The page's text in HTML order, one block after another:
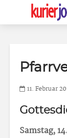
11. Februar
Samstag,